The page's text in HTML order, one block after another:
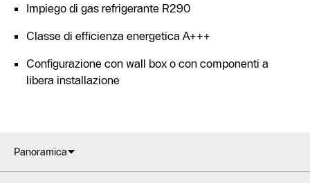
Impiego di gas refrigerante R290
Classe di efficienza energetica A+++
Configurazione con wall box o con componenti a
libera installazione
Panoramica